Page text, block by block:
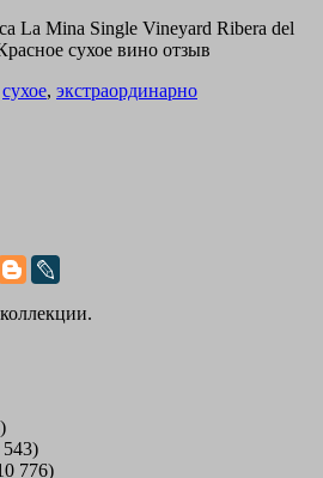
сухое, экстраординарно
543)
776)